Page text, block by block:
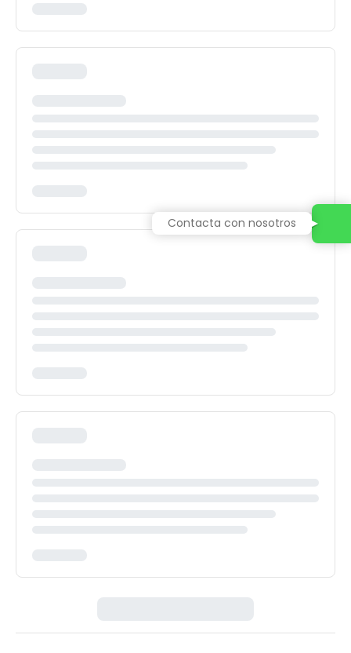
Contacta con nosotros